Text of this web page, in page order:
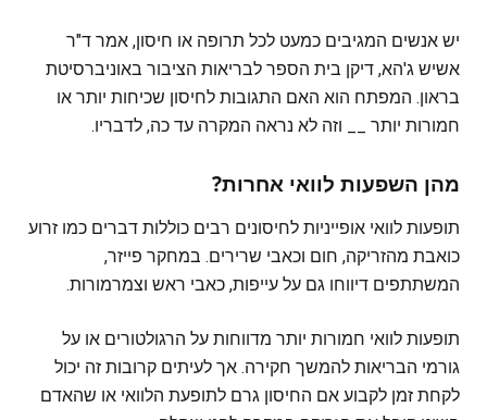
יש אנשים המגיבים כמעט לכל תרופה או חיסון, אמר ד"ר
אשיש ג'הא, דיקן בית הספר לבריאות הציבור באוניברסיטת
בראון. המפתח הוא האם התגובות לחיסון שכיחות יותר או
חמורות יותר __ וזה לא נראה המקרה עד כה, לדבריו.
מהן השפעות לוואי אחרות?
תופעות לוואי אופייניות לחיסונים רבים כוללות דברים כמו זרוע
כואבת מהזריקה, חום וכאבי שרירים. במחקר פייזר,
המשתתפים דיווחו גם על עייפות, כאבי ראש וצמרמורות.
תופעות לוואי חמורות יותר מדווחות על הרגולטורים או על
גורמי הבריאות להמשך חקירה. אך לעיתים קרובות זה יכול
לקחת זמן לקבוע אם החיסון גרם לתופעת הלוואי או שהאדם